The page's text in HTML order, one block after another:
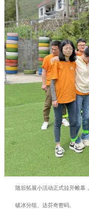
随后拓展小活动正式拉开帷幕，
破冰分组、达芬奇密码、